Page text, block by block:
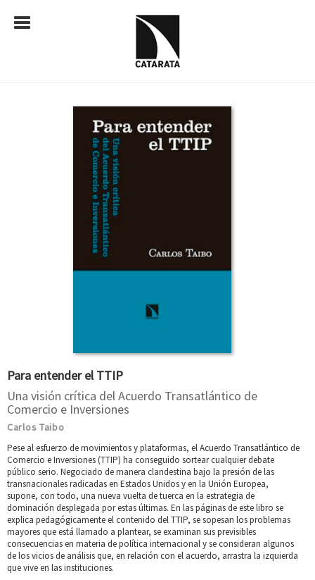
Para entender el TTIP
Una visión crítica del Acuerdo Transatlántico de
Comercio e Inversiones
Carlos Taibo
Pese al esfuerzo de movimientos y plataformas, el Acuerdo Transatlántico de
Comercio e Inversiones (TTIP) ha conseguido sortear cualquier debate
público serio. Negociado de manera clandestina bajo la presión de las
transnacionales radicadas en Estados Unidos y en la Unión Europea,
supone, con todo, una nueva vuelta de tuerca en la estrategia de
dominación desplegada por estas últimas. En las páginas de este libro se
explica pedagógicamente el contenido del TTIP, se sopesan los problemas
mayores que está llamado a plantear, se examinan sus previsibles
consecuencias en materia de política internacional y se consideran algunos
de los vicios de análisis que, en relación con el acuerdo, arrastra la izquierda
que vive en las instituciones.